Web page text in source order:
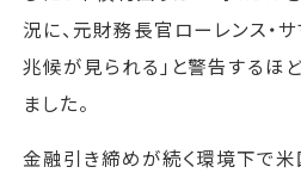
況に、元財務長官ローレンス・
兆候が見られる」と警告するほ
ました。
金融引き締めが続く環境下で